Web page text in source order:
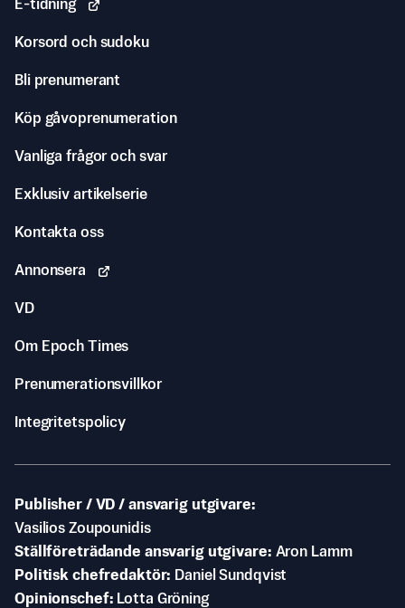
E-tidning
Korsord och sudoku
Bli prenumerant
Köp gåvoprenumeration
Vanliga frågor och svar
Exklusiv artikelserie
Kontakta oss
Annonsera
VD
Om Epoch Times
Prenumerationsvillkor
Integritetspolicy
Publisher / VD / ansvarig utgivare
Vasilios Zoupounidis
Ställföreträdande ansvarig utgivare Aron Lamm
Politisk chefredaktör
Daniel Sundqvist
Opinionschef
Lotta Gröning